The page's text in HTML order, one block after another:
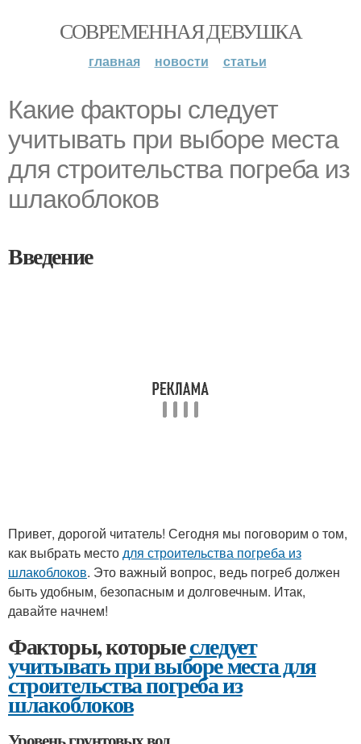
СОВРЕМЕННАЯ ДЕВУШКА
главная новости статьи
Какие факторы следует
учитывать при выборе места
для строительства погреба из
шлакоблоков
Введение
Привет, дорогой читатель! Сегодня мы поговорим о том,
как выбрать местодля строительства погреба из
шлакоблоков. Это важный вопрос, ведь погреб должен
быть удобным, безопасным и долговечным. Итак,
давайте начнем!
Факторы, которыеследует
учитывать при выборе места для
строительства погреба из
шлакоблоков